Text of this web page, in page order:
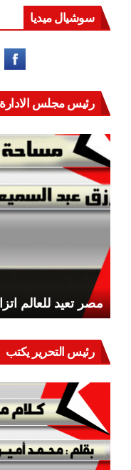
سوشيال ميديا
رئيس مجلس الادارة
مصر تعيد للعالم
رئيس التحرير يكتب